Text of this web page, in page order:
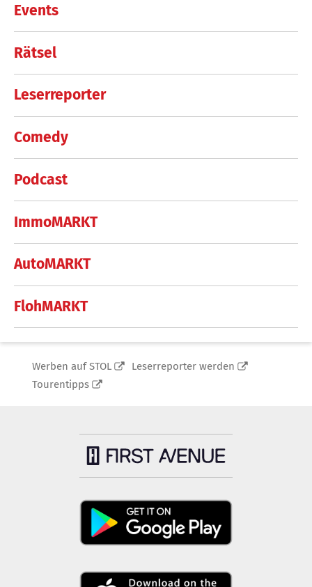
Events
Rätsel
Leserreporter
Comedy
Podcast
ImmoMARKT
AutoMARKT
FlohMARKT
Werben auf STOL
Leserreporter werden
Tourentipps